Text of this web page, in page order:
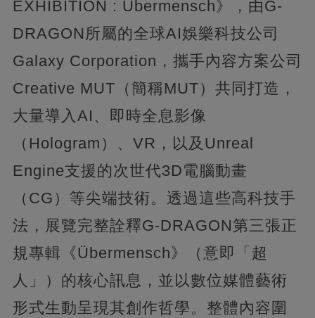
EXHIBITION : Übermensch》，由G-
DRAGON所屬的全球AI娛樂科技公司
Galaxy Corporation，攜手內容方案公司
Creative MUT（簡稱MUT）共同打造，
大量導入AI、即時全息影像
（Hologram）、VR，以及Unreal
Engine支援的次世代3D電腦動畫
（CG）等尖端技術。透過這些高科技手
法，展覽完整詮釋G-DRAGON第三張正
規專輯《Übermensch》（意即「超
人」）的核心訊息，並以數位媒體藝術
形式生動呈現其創作哲學。整體內容圍